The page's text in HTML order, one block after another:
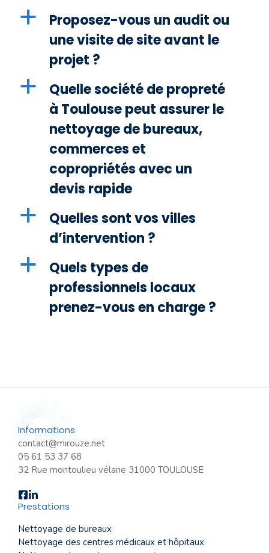
a
Proposez-vous un audit ou
une visite de site avant le
projet ?
a
Quelle société de propreté
à Toulouse peut assurer le
nettoyage de bureaux,
commerces et
copropriétés avec un
devis rapide
a
Quelles sont vos villes
d’intervention ?
a
Quels types de
professionnels locaux
prenez-vous en charge ?
Informations
contact@mirouze.net
05 61 53 37 68
32 Rue montoulieu vélane 31000 TOULOUSE
Prestations
Nettoyage de bureaux
Nettoyage des centres médicaux et hôpitaux